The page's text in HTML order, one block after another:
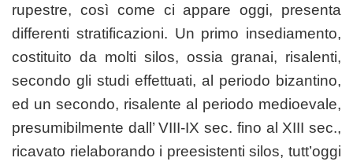
rupestre, così come ci appare oggi, presenta
differenti stratificazioni. Un primo insediamento,
costituito da molti silos, ossia granai, risalenti,
secondo gli studi effettuati, al periodo bizantino,
ed un secondo, risalente al periodo medioevale,
presumibilmente dall’ VIII-IX sec. fino al XIII sec.,
ricavato rielaborando i preesistenti silos, tutt’oggi